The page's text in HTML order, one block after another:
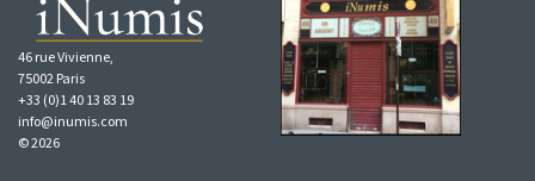
46 rue Vivienne,
75002 Paris
+33 (0)1 40 13 83 19
info@inumis.com
© 2026